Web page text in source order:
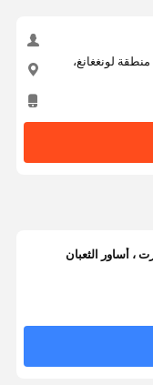
منطقة لونغغانغ،
الذهبية الـ 18 كارت ، أساور الثعبان